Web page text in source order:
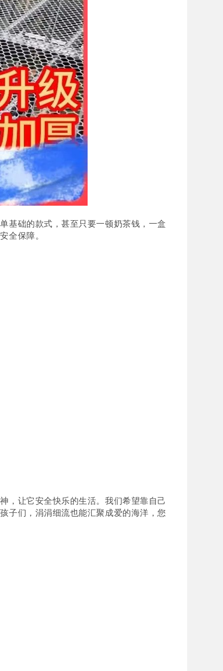
基础的款式，甚至只要一顿奶茶钱，一盒
全保障。
，让它安全快乐的生活。我们希望靠自己
子们， 涓涓细流也能汇聚成爱的海洋 ，您